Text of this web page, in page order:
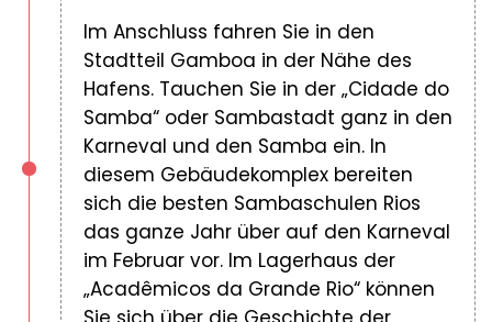
Im Anschluss fahren Sie in den
Stadtteil Gamboa in der Nähe des
Hafens. Tauchen Sie in der „Cidade do
Samba“ oder Sambastadt ganz in den
Karneval und den Samba ein. In
diesem Gebäudekomplex bereiten
sich die besten Sambaschulen Rios
das ganze Jahr über auf den Karneval
im Februar vor. Im Lagerhaus der
„Acadêmicos da Grande Rio“ können